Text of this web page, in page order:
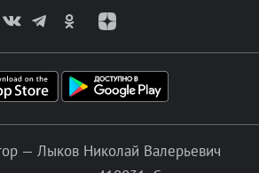
— Лыков Николай Валерьевич